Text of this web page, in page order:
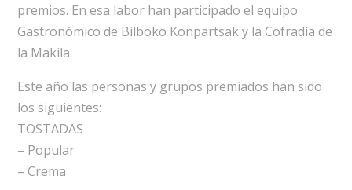
premios. En esa labor han participado el equipo
Gastronómico de Bilboko Konpartsak y la Cofradía de
la Makila.
Este año las personas y grupos premiados han sido
los siguientes:
TOSTADAS
– Popular
– Crema